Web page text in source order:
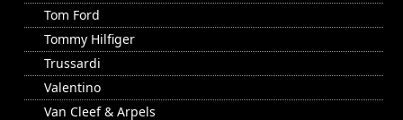
Tom Ford
Tommy Hilfiger
Trussardi
Valentino
Van Cleef & Arpels